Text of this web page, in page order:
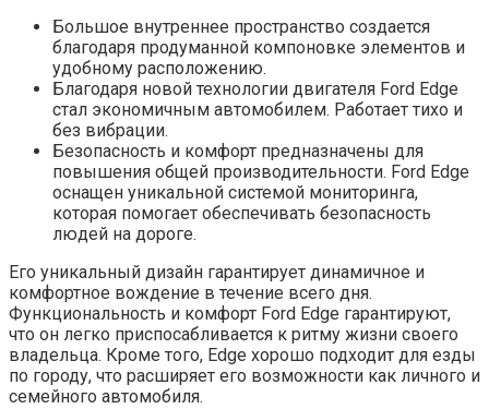
Большое внутреннее пространство создается
благодаря продуманной компоновке элементов и
удобному расположению.
Благодаря новой технологии двигателя Ford Edge
стал экономичным автомобилем. Работает тихо и
без вибрации.
Безопасность и комфорт предназначены для
повышения общей производительности. Ford Edge
оснащен уникальной системой мониторинга,
которая помогает обеспечивать безопасность
людей на дороге.
Его уникальный дизайн гарантирует динамичное и
комфортное вождение в течение всего дня.
Функциональность и комфорт Ford Edge гарантируют,
что он легко приспосабливается к ритму жизни своего
владельца. Кроме того, Edge хорошо подходит для езды
по городу, что расширяет его возможности как личного и
семейного автомобиля.